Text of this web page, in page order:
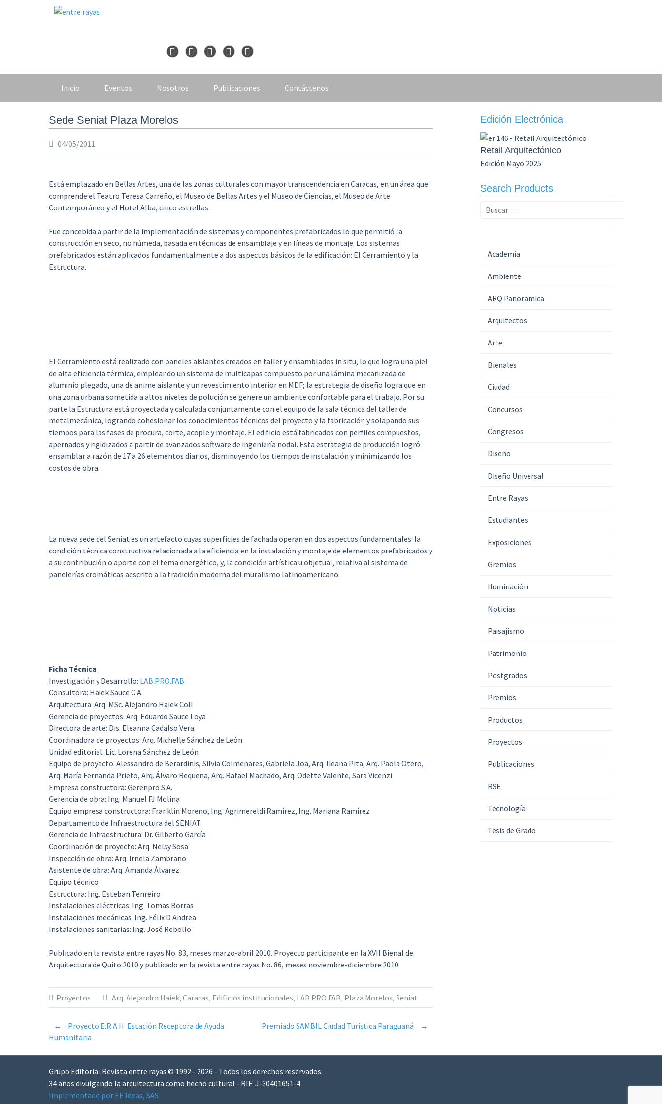
Inicio Eventos Nosotros Publicaciones Contáctenos
Sede Seniat Plaza Morelos
04/05/2011
Está emplazado en Bellas Artes, una de las zonas culturales con mayor transcendencia en Caracas, en un área que
comprende el Teatro Teresa Carreño, el Museo de Bellas Artes y el Museo de Ciencias, el Museo de Arte
Contemporáneo y el Hotel Alba, cinco estrellas.
Fue concebida a partir de la implementación de sistemas y componentes prefabricados lo que permitió la
construcción en seco, no húmeda, basada en técnicas de ensamblaje y en líneas de montaje. Los sistemas
prefabricados están aplicados fundamentalmente a dos aspectos básicos de la edificación: El Cerramiento y la
Estructura.
El Cerramiento está realizado con paneles aislantes creados en taller y ensamblados in situ, lo que logra una piel
de alta eficiencia térmica, empleando un sistema de multicapas compuesto por una lámina mecanizada de
aluminio plegado, una de anime aislante y un revestimiento interior en MDF; la estrategia de diseño logra que en
una zona urbana sometida a altos niveles de polución se genere un ambiente confortable para el trabajo. Por su
parte la Estructura está proyectada y calculada conjuntamente con el equipo de la sala técnica del taller de
metalmecánica, logrando cohesionar los conocimientos técnicos del proyecto y la fabricación y solapando sus
tiempos para las fases de procura, corte, acople y montaje. El edificio está fabricados con perfiles compuestos,
apernados y rigidizados a partir de avanzados software de ingeniería nodal. Esta estrategia de producción logró
ensamblar a razón de 17 a 26 elementos diarios, disminuyendo los tiempos de instalación y minimizando los
costos de obra.
La nueva sede del Seniat es un artefacto cuyas superficies de fachada operan en dos aspectos fundamentales: la
condición técnica constructiva relacionada a la eficiencia en la instalación y montaje de elementos prefabricados y
a su contribución o aporte con el tema energético, y, la condición artística u objetual, relativa al sistema de
panelerías cromáticas adscrito a la tradición moderna del muralismo latinoamericano.
Ficha Técnica
Investigación y Desarrollo: LAB.PRO.FAB.
Consultora: Haiek Sauce C.A.
Arquitectura: Arq. MSc. Alejandro Haiek Coll
Gerencia de proyectos: Arq. Eduardo Sauce Loya
Directora de arte: Dis. Eleanna Cadalso Vera
Coordinadora de proyectos: Arq. Michelle Sánchez de León
Unidad editorial: Lic. Lorena Sánchez de León
Equipo de proyecto: Alessandro de Berardinis, Silvia Colmenares, Gabriela Joa, Arq. Ileana Pita, Arq. Paola Otero,
Arq. María Fernanda Prieto, Arq. Álvaro Requena, Arq. Rafael Machado, Arq. Odette Valente, Sara Vicenzi
Empresa constructora: Gerenpro S.A.
Gerencia de obra: Ing. Manuel FJ Molina
Equipo empresa constructora: Franklin Moreno, Ing. Agrimereldi Ramírez, Ing. Mariana Ramírez
Departamento de Infraestructura del SENIAT
Gerencia de Infraestructura: Dr. Gilberto García
Coordinación de proyecto: Arq. Nelsy Sosa
Inspección de obra: Arq. Irnela Zambrano
Asistente de obra: Arq. Amanda Álvarez
Equipo técnico:
Estructura: Ing. Esteban Tenreiro
Instalaciones eléctricas: Ing. Tomas Borras
Instalaciones mecánicas: Ing. Félix D Andrea
Instalaciones sanitarias: Ing. José Rebollo
Publicado en la revista entre rayas No. 83, meses marzo-abril 2010. Proyecto participante en la XVII Bienal de
Arquitectura de Quito 2010 y publicado en la revista entre rayas No. 86, meses noviembre-diciembre 2010.
Proyectos Arq. Alejandro Haiek, Caracas, Edificios institucionales, LAB.PRO.FAB, Plaza Morelos, Seniat
Post
navigation
←
Proyecto E.R.A.H. Estación Receptora de Ayuda
Humanitaria
Premiado SAMBIL Ciudad Turística Paraguaná →
Edición Electrónica
Retail Arquitectónico
Edición Mayo 2025
Search Products
Buscar:
Academia
Ambiente
ARQ Panoramica
Arquitectos
Arte
Bienales
Ciudad
Concursos
Congresos
Diseño
Diseño Universal
Entre Rayas
Estudiantes
Exposiciones
Gremios
Iluminación
Noticias
Paisajismo
Patrimonio
Postgrados
Premios
Productos
Proyectos
Publicaciones
RSE
Tecnología
Tesis de Grado
Grupo Editorial Revista entre rayas © 1992 - 2026 - Todos los derechos reservados.
34 años divulgando la arquitectura como hecho cultural - RIF: J-30401651-4
Implementado por EE Ideas, SAS